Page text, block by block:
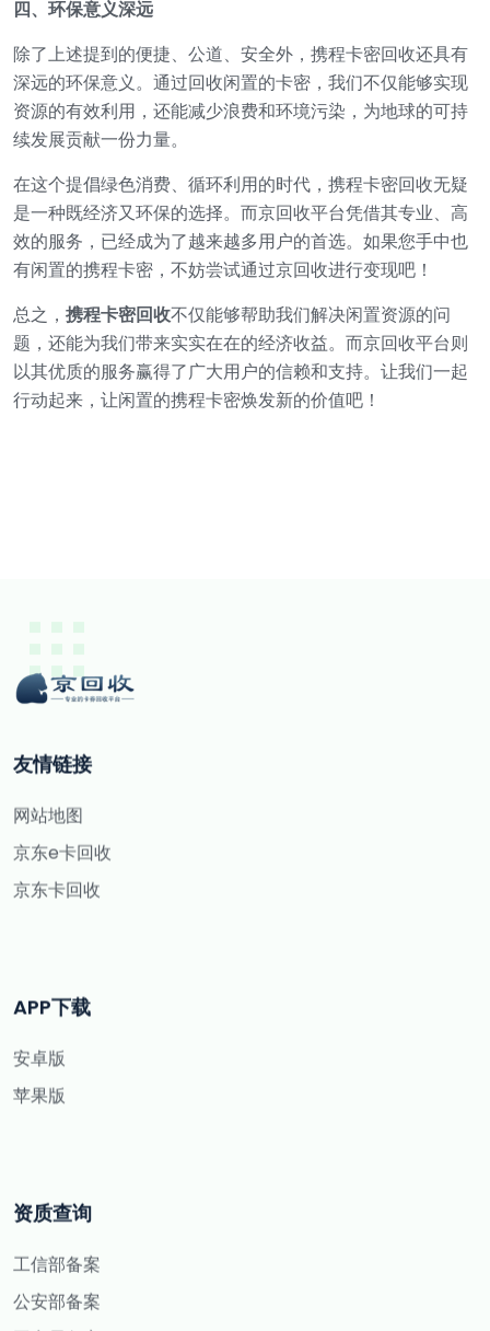
四、环保意义深远
除了上述提到的便捷、公道、安全外，携程卡密回收还具有
深远的环保意义。通过回收闲置的卡密，我们不仅能够实现
资源的有效利用，还能减少浪费和环境污染，为地球的可持
续发展贡献一份力量。
在这个提倡绿色消费、循环利用的时代，携程卡密回收无疑
是一种既经济又环保的选择。而京回收平台凭借其专业、高
效的服务，已经成为了越来越多用户的首选。如果您手中也
有闲置的携程卡密，不妨尝试通过京回收进行变现吧！
总之， 携程卡密回收不仅能够帮助我们解决闲置资源的问
题，还能为我们带来实实在在的经济收益。而京回收平台则
以其优质的服务赢得了广大用户的信赖和支持。让我们一起
行动起来，让闲置的携程卡密焕发新的价值吧！
友情链接
网站地图
京东e卡回收
京东卡回收
APP下载
安卓版
苹果版
资质查询
工信部备案
公安部备案